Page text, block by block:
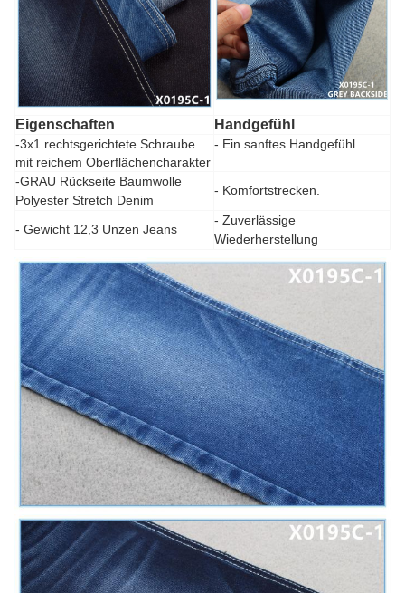
Eigenschaften Handgefühl
-3x1 rechtsgerichtete Schraube
mit reichem Oberflächencharakter
- Ein sanftes Handgefühl.
-GRAU Rückseite Baumwolle
Polyester Stretch Denim
- Komfortstrecken.
- Gewicht 12,3 Unzen Jeans
- Zuverlässige
Wiederherstellung